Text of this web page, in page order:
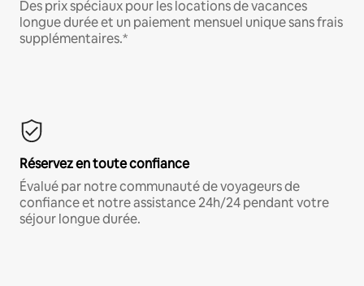
Des prix spéciaux pour les locations de vacances
longue durée et un paiement mensuel unique sans frais
supplémentaires.*
Réservez en toute confiance
Évalué par notre communauté de voyageurs de
confiance et notre assistance 24h/24 pendant votre
séjour longue durée.